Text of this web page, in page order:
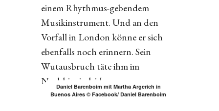
einem Rhythmus-gebendem
Musikinstrument. Und an den
Vorfall in London könne er sich
ebenfalls noch erinnern. Sein
Wutausbruch täte ihm im
Nachhinein leid.
Daniel Barenboim mit Martha Argerich in
Buenos Aires © Facebook/ Daniel Barenboim